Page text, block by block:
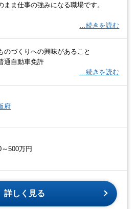
まま仕事の強みになる職場です。
…続きを読む
のづくりへの興味があること
通自動車免許
…続きを読む
府
～500万円
詳しく見る